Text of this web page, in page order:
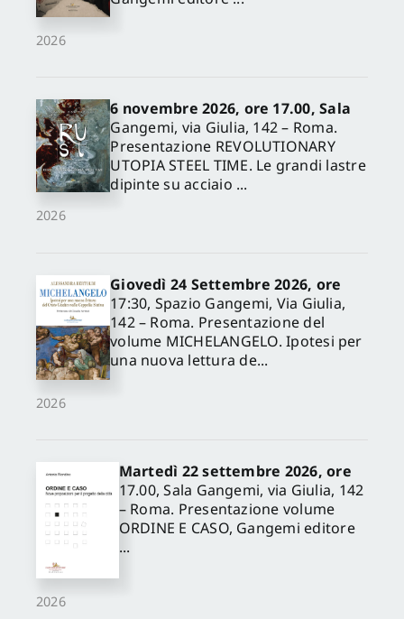
2026
2026
6 novembre 2026, ore 17.00, Sala
Gangemi, via Giulia, 142 – Roma.
Presentazione REVOLUTIONARY
UTOPIA STEEL TIME. Le grandi lastre
dipinte su acciaio ...
2026
Giovedì 24 Settembre 2026, ore
17:30, Spazio Gangemi, Via Giulia,
142 – Roma. Presentazione del
volume MICHELANGELO. Ipotesi per
una nuova lettura de...
2026
Martedì 22 settembre 2026, ore
17.00, Sala Gangemi, via Giulia, 142
– Roma. Presentazione volume
ORDINE E CASO, Gangemi editore
...